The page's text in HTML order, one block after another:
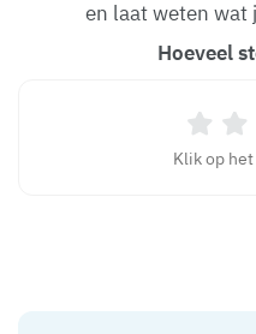
en laat weten wat
Hoeveel
Klik op